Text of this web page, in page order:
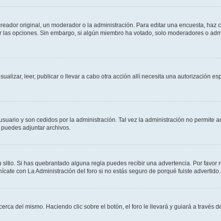
original, un moderador o la administración. Para editar una encuesta,
opciones. Sin embargo, si algún miembro ha votado, solo moderadores o
leer, publicar o llevar a cabo otra acción allí necesita una autorización
y son cedidos por la administración. Tal vez la administración no permite
adjuntar archivos.
Si has quebrantado alguna regla puedes recibir una advertencia. Por
con La Administración del foro si no estás seguro de porqué fuiste advertido.
del mismo. Haciendo clic sobre el botón, el foro le llevará y guiará a través